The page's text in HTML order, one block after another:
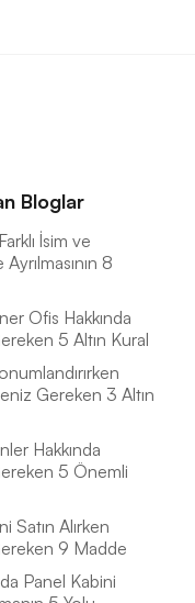
Bloglar
İsim ve
8
Ofis Hakkında
5 Altın Kural
Gereken 3 Altın
Hakkında
5 Önemli
Satın Alırken
9 Madde
Panel Kabini